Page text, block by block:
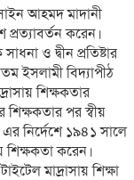
আহমদ মাদানী
করেন।
ও দ্বীন প্রতিষ্টার
ইসলামী বিদ্যাপীঠ
শিক্ষকতার
পর স্বীয়
নির্দেশে ১৯৪১ সালে
শিক্ষকতা করেন।
মাদ্রাসায় শিক্ষা